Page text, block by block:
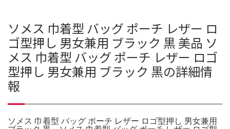
ソメス 巾着型 バッグ ポーチ レザー ロ
ゴ型押し 男女兼用 ブラック 黒 美品 ソ
メス 巾着型 バッグ ポーチ レザー ロゴ
型押し 男女兼用 ブラック 黒の詳細情
報
ソメス 巾着型 バッグ ポーチ レザー ロゴ型押し 男女兼用